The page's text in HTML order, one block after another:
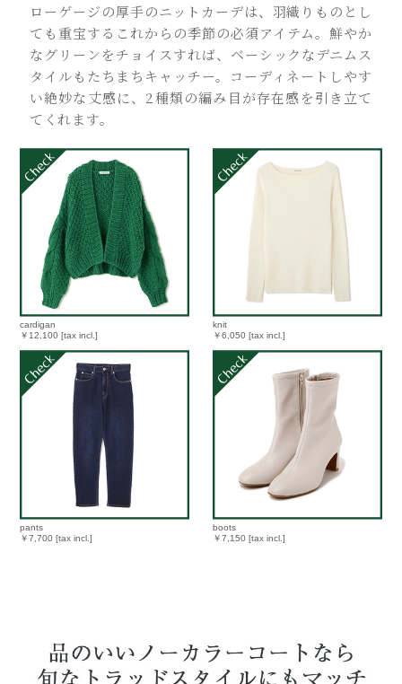
ローゲージの厚手のニットカーデは、羽織りものとし
ても重宝するこれからの季節の必須アイテム。鮮やか
なグリーンをチョイスすれば、ベーシックなデニムス
タイルもたちまちキャッチー。コーディネートしやす
い絶妙な丈感に、2種類の編み目が存在感を引き立て
てくれます。
cardigan
￥12,100 [tax incl.]
knit
￥6,050 [tax incl.]
pants
￥7,700 [tax incl.]
boots
￥7,150 [tax incl.]